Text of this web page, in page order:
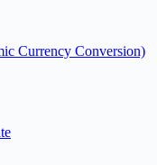
Currency Conversion)